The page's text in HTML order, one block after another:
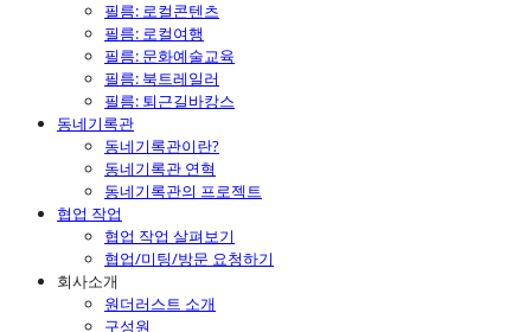
필름: 로컬콘텐츠
필름: 로컬여행
필름: 문화예술교육
필름: 북트레일러
필름: 퇴근길바캉스
동네기록관
동네기록관이란?
동네기록관 연혁
동네기록관의 프로젝트
협업 작업
협업 작업 살펴보기
협업/미팅/방문 요청하기
회사소개
원더러스트 소개
구성원